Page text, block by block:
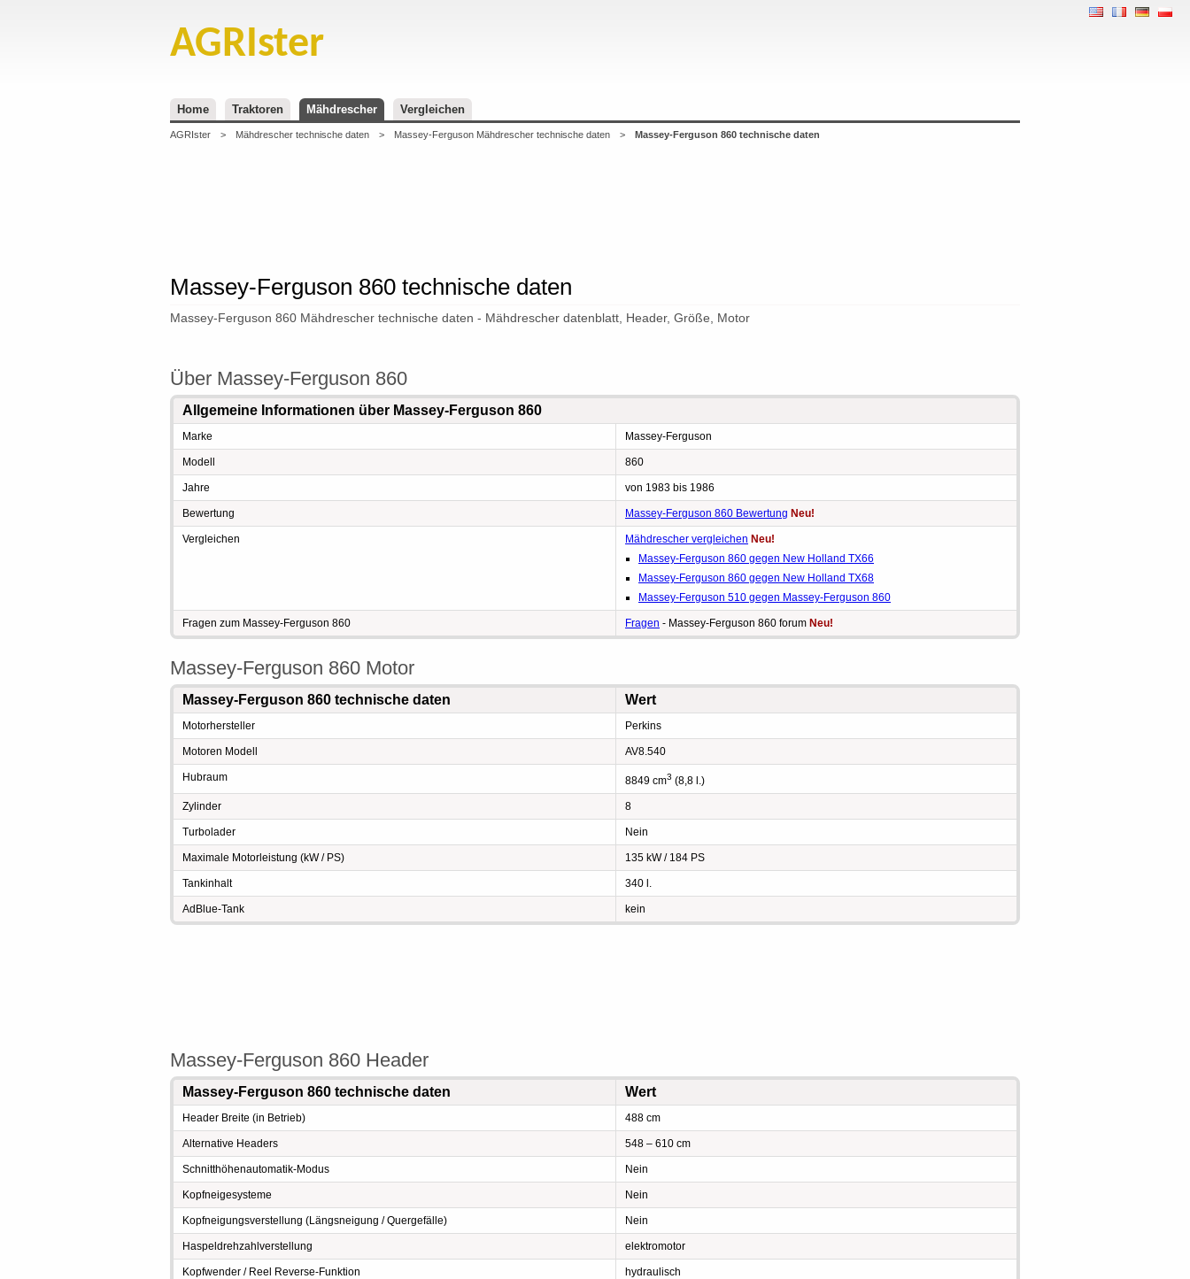
AGRIster
Home Traktoren Mähdrescher Vergleichen
AGRIster > Mähdrescher technische daten > Massey-Ferguson Mähdrescher technische daten > Massey-Ferguson 860 technische daten
Massey-Ferguson 860 technische daten
Massey-Ferguson 860 Mähdrescher technische daten - Mähdrescher datenblatt, Header, Größe, Motor
Über Massey-Ferguson 860
Allgemeine Informationen über Massey-Ferguson 860
Marke Massey-Ferguson
Modell 860
Jahre von 1983 bis 1986
Bewertung Massey-Ferguson 860 Bewertung Neu!
Vergleichen Mähdrescher vergleichen Neu!
Massey-Ferguson 860 gegen New Holland TX66
Massey-Ferguson 860 gegen New Holland TX68
Massey-Ferguson 510 gegen Massey-Ferguson 860
Fragen zum Massey-Ferguson 860 Fragen - Massey-Ferguson 860 forum Neu!
Massey-Ferguson 860 Motor
Massey-Ferguson 860 technische daten Wert
Motorhersteller Perkins
Motoren Modell AV8.540
Hubraum 8849 cm3 (8,8 l.)
Zylinder 8
Turbolader Nein
Maximale Motorleistung (kW / PS) 135 kW / 184 PS
Tankinhalt 340 l.
AdBlue-Tank kein
Massey-Ferguson 860 Header
Massey-Ferguson 860 technische daten Wert
Header Breite (in Betrieb) 488 cm
Alternative Headers 548 – 610 cm
Schnitthöhenautomatik-Modus Nein
Kopfneigesysteme Nein
Kopfneigungsverstellung (Längsneigung / Quergefälle) Nein
Haspeldrehzahlverstellung elektromotor
Kopfwender / Reel Reverse-Funktion hydraulisch